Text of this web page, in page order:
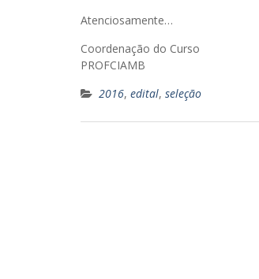
Atenciosamente…
Coordenação do Curso
PROFCIAMB
2016, edital, seleção